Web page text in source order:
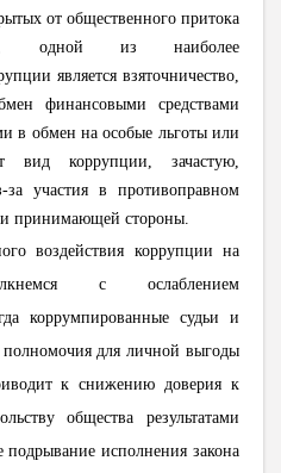
от общественного притока
одной из наиболее
является взяточничество,
финансовыми средствами
в обмен на особые льготы или
вид коррупции, зачастую,
за участия в противоправном
принимающей стороны.
воздействия коррупции на
с ослаблением
коррумпированные судьи и
для личной выгоды
к снижению доверия к
общества результатами
исполнения закона